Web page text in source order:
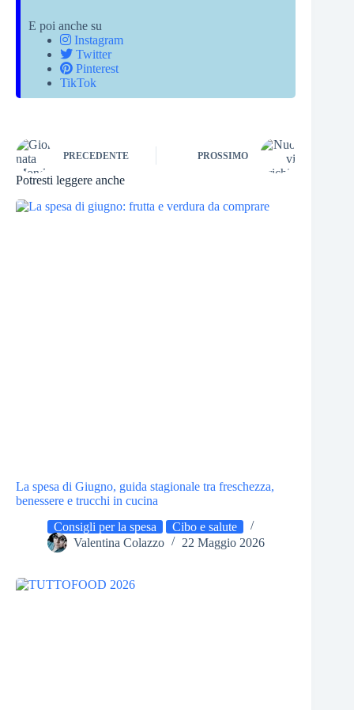
E poi anche su
Instagram
Twitter
Pinterest
TikTok
PRECEDENTE PROSSIMO
Potresti leggere anche
La spesa di Giugno, guida stagionale tra freschezza,
benessere e trucchi in cucina
Consigli per la spesa
Cibo e salute
Valentina Colazzo
22 Maggio 2026